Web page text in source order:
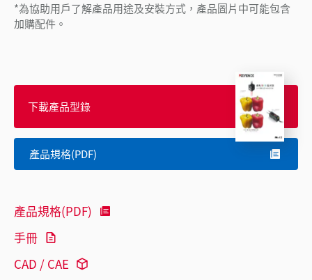
*為協助用戶了解產品用途及安裝方式，產品圖片中可能包含
加購配件。
下載產品型錄
產品規格(PDF)
產品規格(PDF)
手冊
CAD / CAE